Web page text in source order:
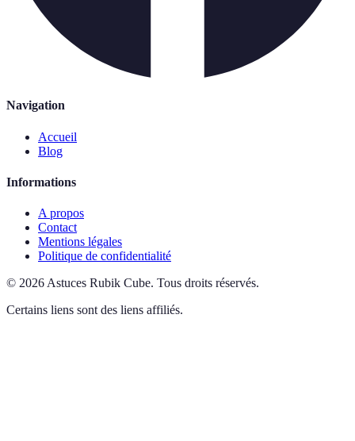
Navigation
Accueil
Blog
Informations
A propos
Contact
Mentions légales
Politique de confidentialité
© 2026 Astuces Rubik Cube. Tous droits réservés.
Certains liens sont des liens affiliés.